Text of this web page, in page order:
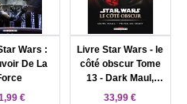
Wars :
De La
€
Livre Star Wars - le
côté obscur Tome
13 - Dark Maul,
peine de mort
33,99 €